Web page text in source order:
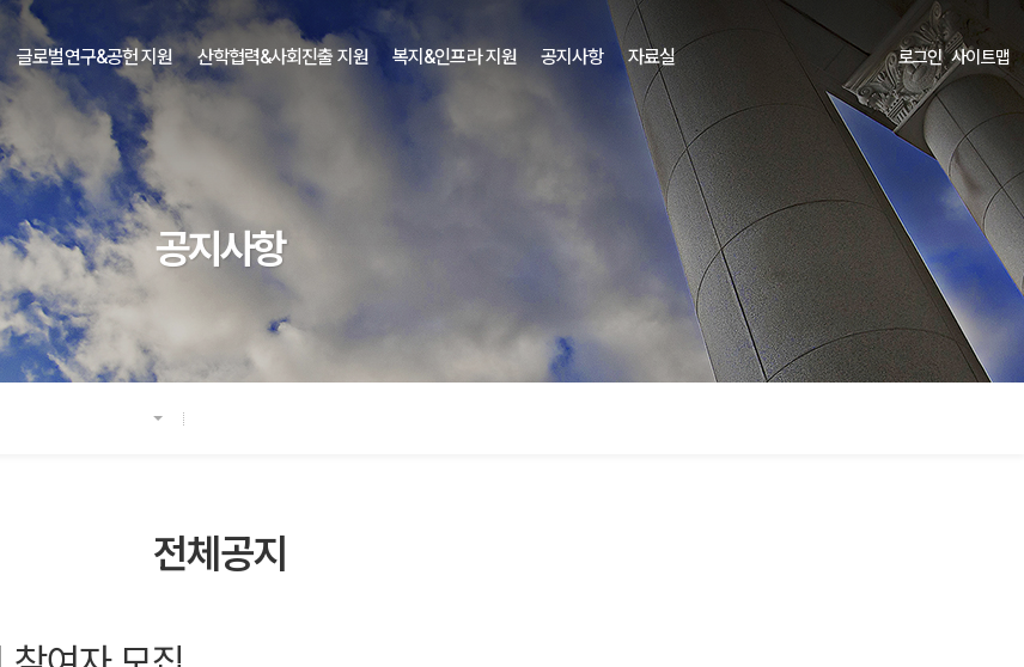
글로벌연구&공헌 지원 산학협력&사회진출 지원 복지&인프라 지원 공지사항 자료실 로그인 사이트맵
공지사항
전체공지